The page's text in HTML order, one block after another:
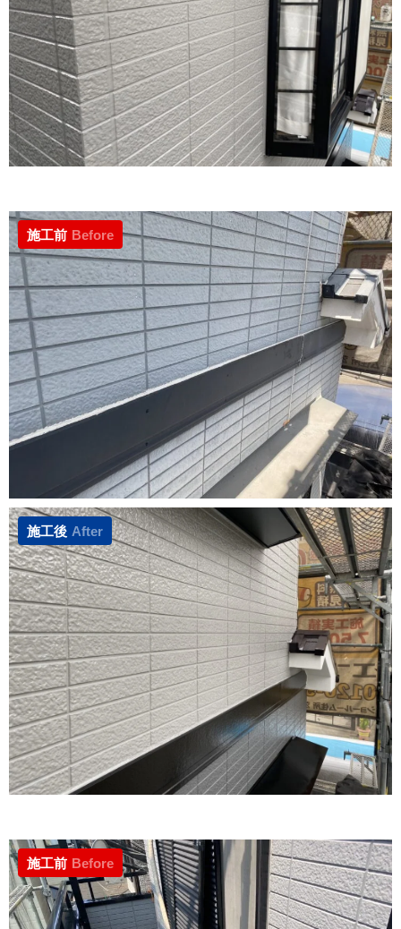
施工前 Before
施工後 After
施工前 Before